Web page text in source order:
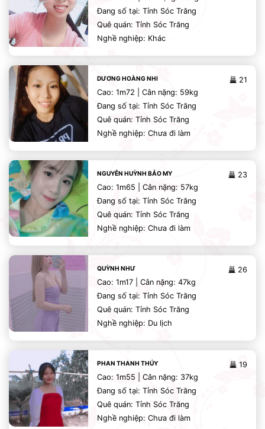
Đang số tại: Tỉnh Sóc Trăng
Quê quán: Tỉnh Sóc Trăng
Nghề nghiệp: Khác
21
DƯƠNG HOÀNG NHI
Cao: 1m72 | Cân nặng: 59kg
Đang số tại: Tỉnh Sóc Trăng
Quê quán: Tỉnh Sóc Trăng
Nghề nghiệp: Chưa đi làm
23
NGUYỄN HUỲNH BẢO MY
Cao: 1m65 | Cân nặng: 57kg
Đang số tại: Tỉnh Sóc Trăng
Quê quán: Tỉnh Sóc Trăng
Nghề nghiệp: Chưa đi làm
26
QUỲNH NHƯ
Cao: 1m17 | Cân nặng: 47kg
Đang số tại: Tỉnh Sóc Trăng
Quê quán: Tỉnh Sóc Trăng
Nghề nghiệp: Du lịch
19
PHAN THANH THÚY
Cao: 1m55 | Cân nặng: 37kg
Đang số tại: Tỉnh Sóc Trăng
Quê quán: Tỉnh Sóc Trăng
Nghề nghiệp: Chưa đi làm